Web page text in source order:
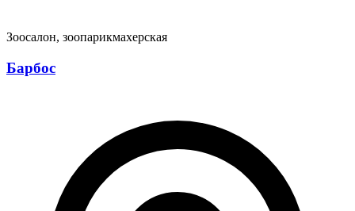
Зоосалон, зоопарикмахерская
Барбос